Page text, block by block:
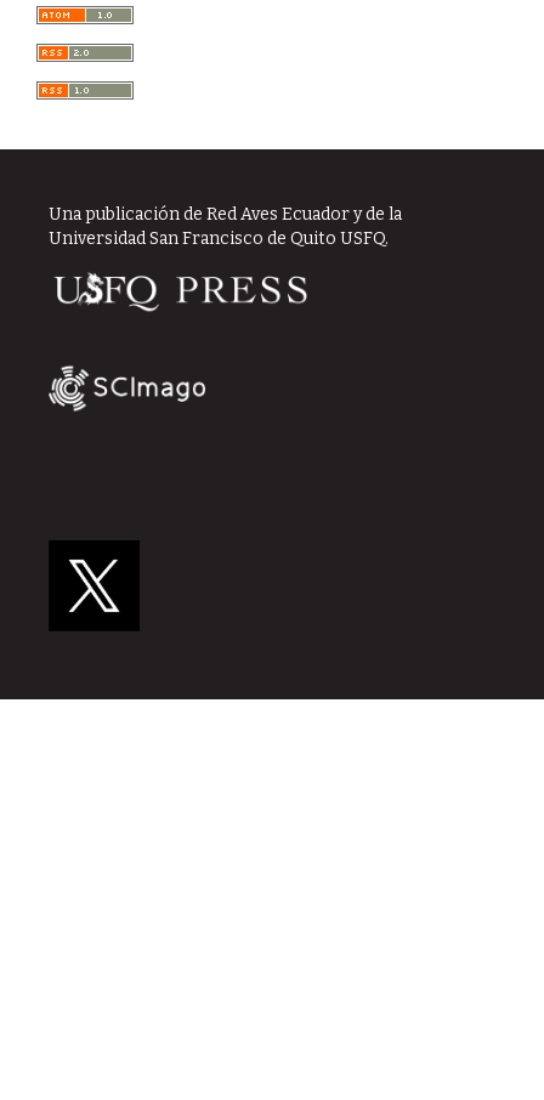
Una publicación de Red Aves Ecuador y de la
Universidad San Francisco de Quito USFQ.